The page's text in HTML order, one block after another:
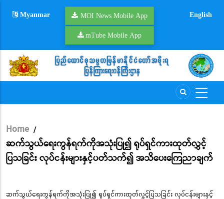
Myanmar MOI News Mobile App
mTube Mobile App
English
Breadcrumb
Home /
ဆက်သွယ်ရေးကွန်ရက်ကိုအသုံးပြု၍ ရုပ်ရှင်ကားထုတ်လွှင့်
ပြသခြင်း လုပ်ငန်းများနှင့်ပတ်သက်၍ အသိပေးကြေညာချက်
ဆက်သွယ်ရေးကွန်ရက်ကိုအသုံးပြု၍ ရုပ်ရှင်ကားထုတ်လွှင့်ပြသခြင်း လုပ်ငန်းများနှင့်